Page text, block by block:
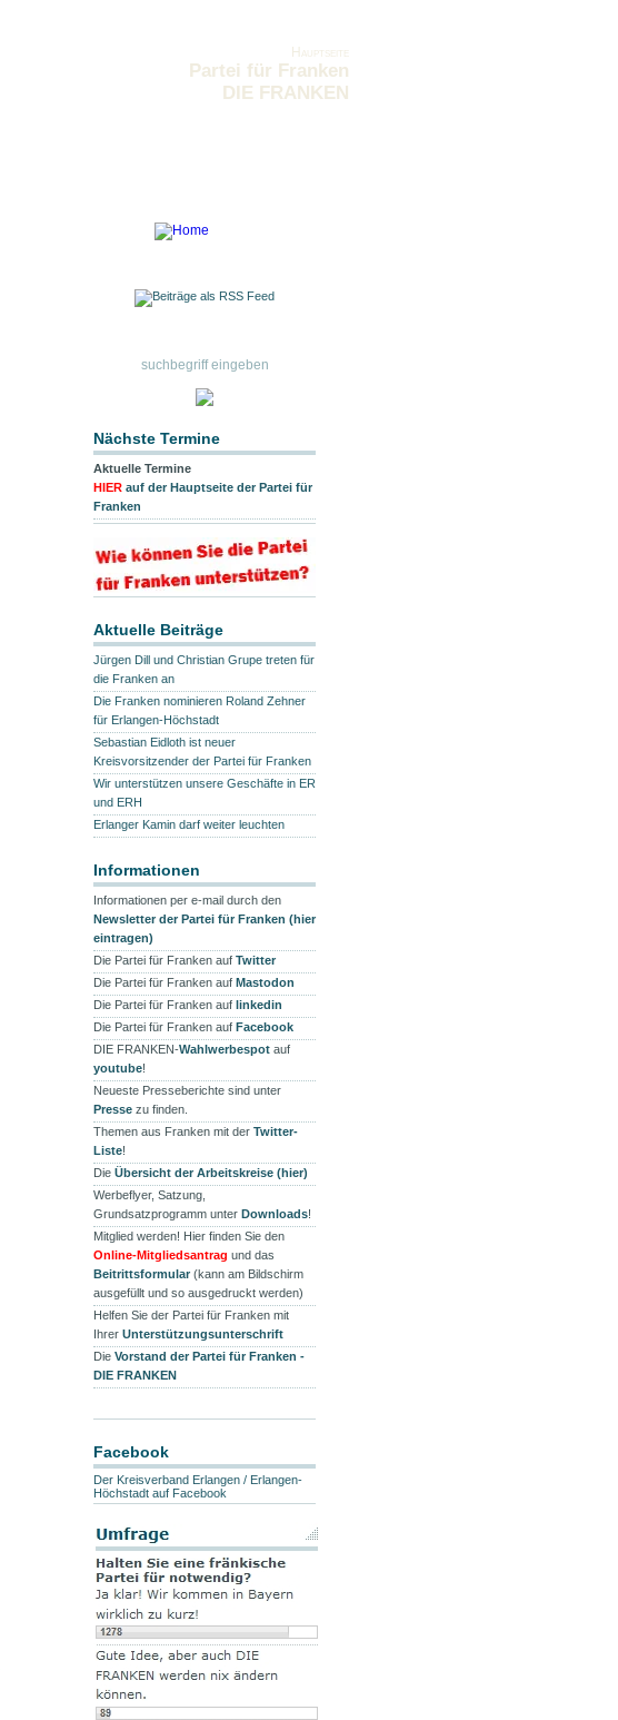
Hauptseite
Partei für Franken
DIE FRANKEN
Nächste Termine
Aktuelle Termine
HIER auf der Hauptseite der Partei für
Franken
Aktuelle Beiträge
Jürgen Dill und Christian Grupe treten für
die Franken an
Die Franken nominieren Roland Zehner
für Erlangen-Höchstadt
Sebastian Eidloth ist neuer
Kreisvorsitzender der Partei für Franken
Wir unterstützen unsere Geschäfte in ER
und ERH
Erlanger Kamin darf weiter leuchten
Informationen
Informationen per e-mail durch den
Newsletter der Partei für Franken (hier
eintragen)
Die Partei für Franken auf Twitter
Die Partei für Franken auf Mastodon
Die Partei für Franken auf linkedin
Die Partei für Franken auf Facebook
DIE FRANKEN-Wahlwerbespot auf
youtube!
Neueste Presseberichte sind unter
Presse zu finden.
Themen aus Franken mit der Twitter-
Liste!
Die Übersicht der Arbeitskreise (hier)
Werbeflyer, Satzung,
Grundsatzprogramm unter Downloads!
Mitglied werden! Hier finden Sie den
Online-Mitgliedsantrag und das
Beitrittsformular (kann am Bildschirm
ausgefüllt und so ausgedruckt werden)
Helfen Sie der Partei für Franken mit
Ihrer Unterstützungsunterschrift
Die Vorstand der Partei für Franken -
DIE FRANKEN
Facebook
Der Kreisverband Erlangen / Erlangen-
Höchstadt auf Facebook